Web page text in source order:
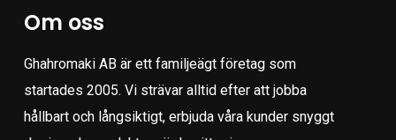
Om oss
Ghahromaki AB är ett familjeägt företag som
startades 2005. Vi strävar alltid efter att jobba
hållbart och långsiktigt, erbjuda våra kunder snyggt